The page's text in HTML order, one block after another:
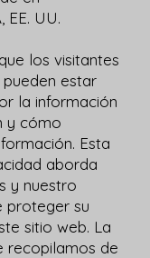
EE. UU.
los visitantes
estar
la información
y cómo
Esta
aborda
y nuestro
proteger su
sitio web. La
recopilamos de